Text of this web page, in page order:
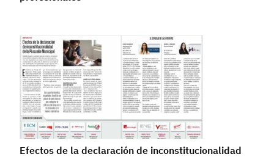
Efectos de la declaración de inconstitucionalidad